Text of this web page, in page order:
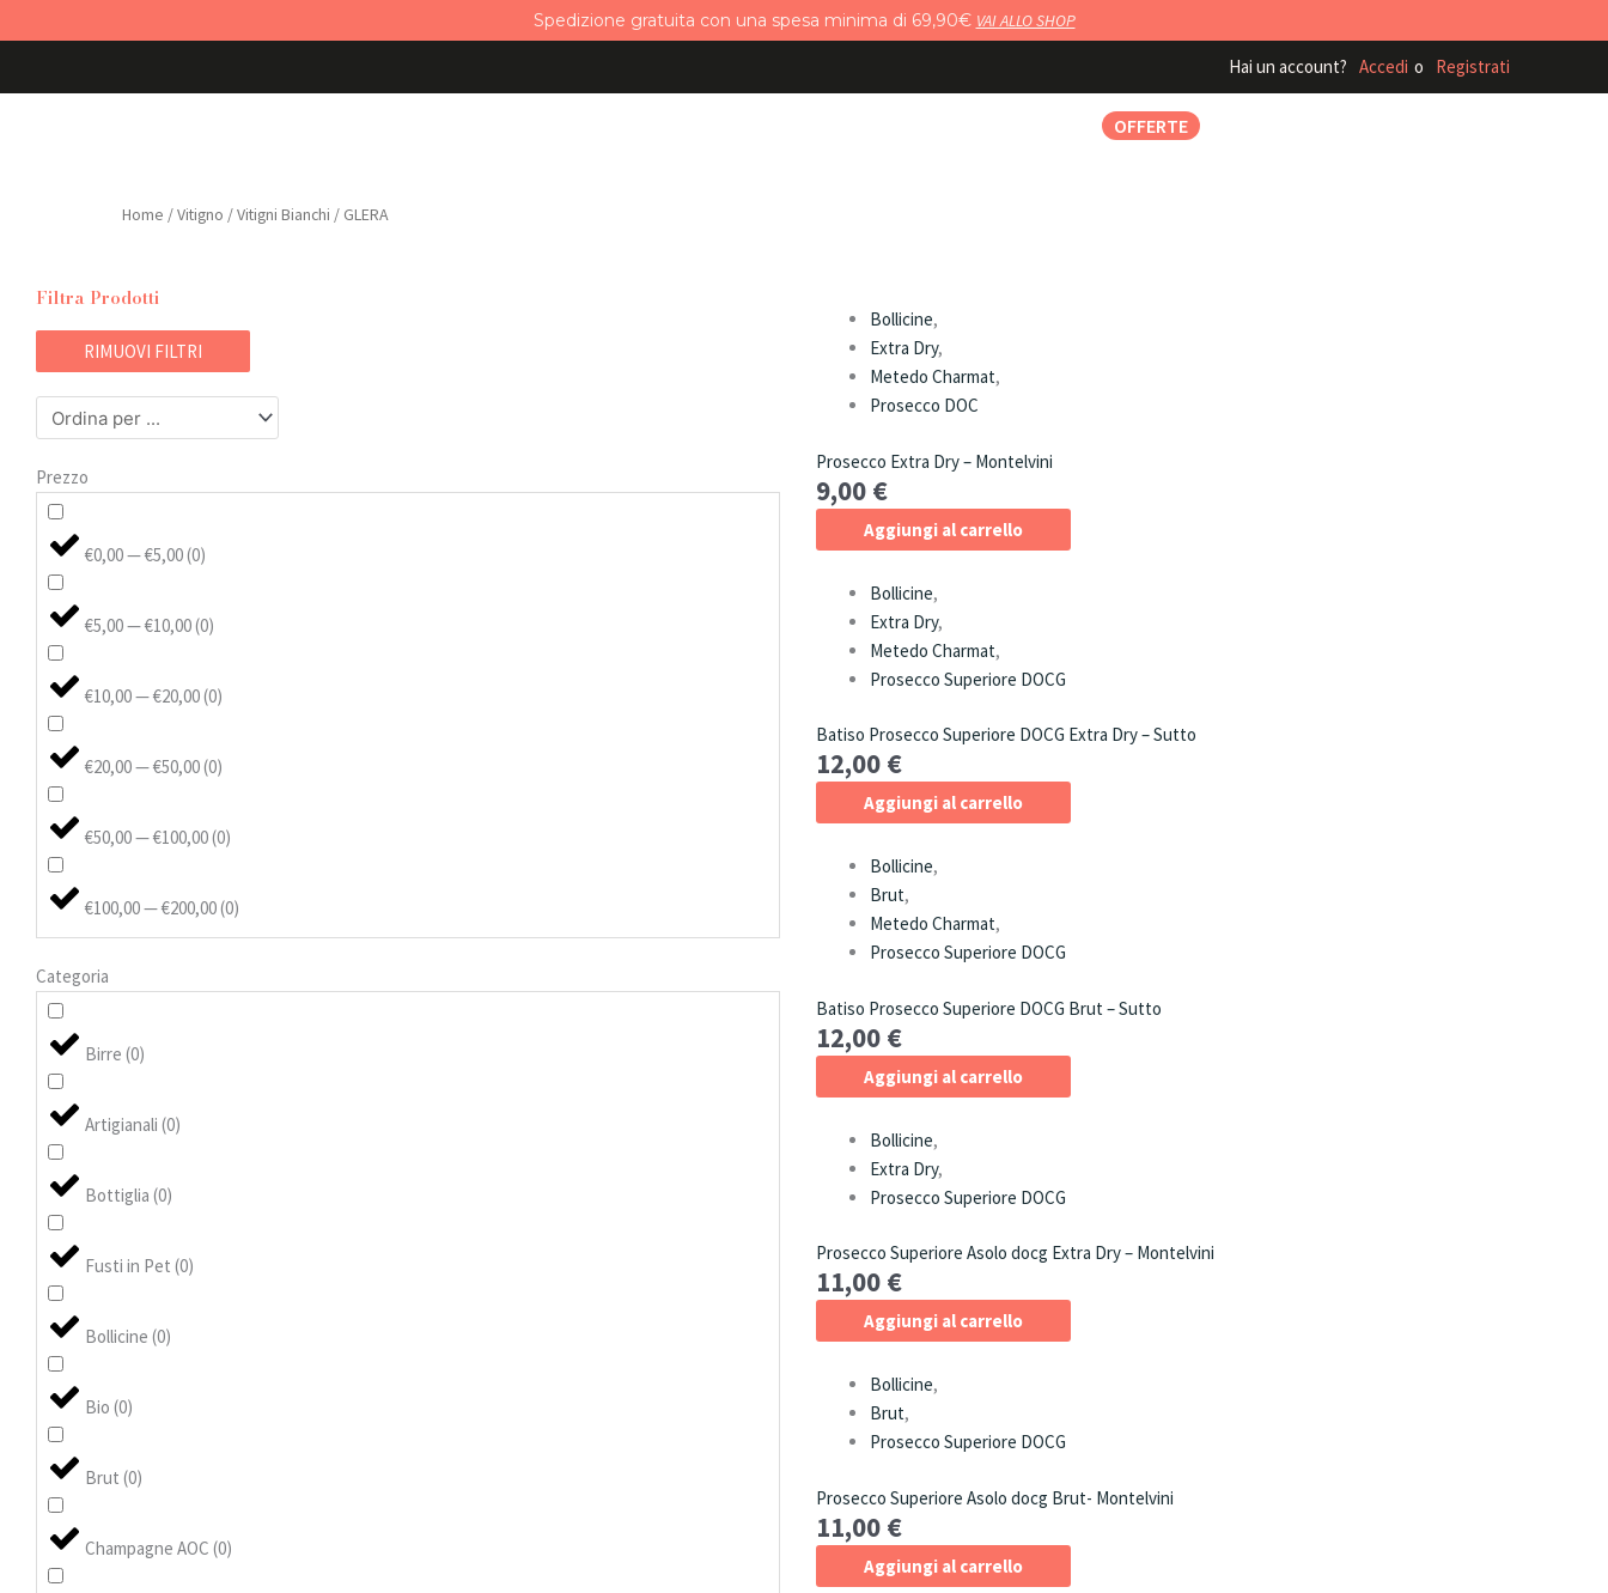
al
Spedizione gratuita con una spesa minima di 69,90€ VAI ALLO SHOP
Hai un account? Accedi o Registrati
OFFERTE
Home / Vitigno /Vitigni Bianchi / GLERA
Filtra Prodotti
RIMUOVI FILTRI
Prezzo
€0,00 — €5,00(0)
€5,00 — €10,00(0)
€10,00 — €20,00(0)
€20,00 — €50,00(0)
€50,00 — €100,00(0)
€100,00 — €200,00(0)
Categoria
Birre (0)
Artigianali (0)
Bottiglia (0)
Fusti in Pet (0)
Bollicine (0)
Bio (0)
Brut (0)
Champagne AOC (0)
Bollicine,
Extra Dry,
Metedo Charmat,
Prosecco DOC
Prosecco Extra Dry – Montelvini
9,00 €
Aggiungi al carrello
Bollicine,
Extra Dry,
Metedo Charmat,
Prosecco Superiore DOCG
Batiso Prosecco Superiore DOCG Extra Dry – Sutto
12,00 €
Aggiungi al carrello
Bollicine,
Brut,
Metedo Charmat,
Prosecco Superiore DOCG
Batiso Prosecco Superiore DOCG Brut – Sutto
12,00 €
Aggiungi al carrello
Bollicine,
Extra Dry,
Prosecco Superiore DOCG
Prosecco Superiore Asolo docg Extra Dry – Montelvini
11,00 €
Aggiungi al carrello
Bollicine,
Brut,
Prosecco Superiore DOCG
Prosecco Superiore Asolo docg Brut- Montelvini
11,00 €
Aggiungi al carrello